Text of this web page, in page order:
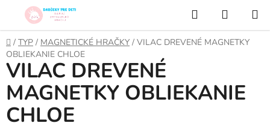
obsah
Hľadať
KOŠÍK
Domov
/ TYP / MAGNETICKÉ HRAČKY / VILAC DREVENÉ MAGNETKY
OBLIEKANIE CHLOE
VILAC DREVENÉ
MAGNETKY OBLIEKANIE
CHLOE